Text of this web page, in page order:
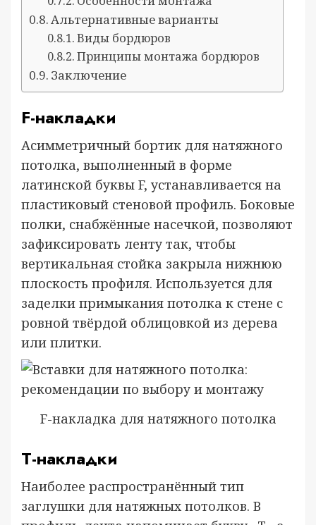
Альтернативные варианты
Виды бордюров
Принципы монтажа бордюров
Заключение
F-накладки
Асимметричный бортик для натяжного
потолка, выполненный в форме
латинской буквы F, устанавливается на
пластиковый стеновой профиль. Боковые
полки, снабжённые насечкой, позволяют
зафиксировать ленту так, чтобы
вертикальная стойка закрыла нижнюю
плоскость профиля. Используется для
заделки примыкания потолка к стене с
ровной твёрдой облицовкой из дерева
или плитки.
F-накладка для натяжного потолка
T-накладки
Наиболее распространённый тип
заглушки для натяжных потолков. В